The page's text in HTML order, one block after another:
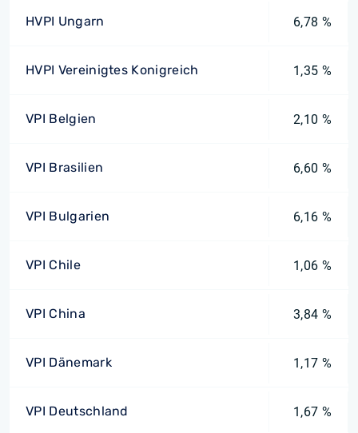
HVPI Ungarn 6,78 %
HVPI Vereinigtes Konigreich 1,35 %
VPI Belgien 2,10 %
VPI Brasilien 6,60 %
VPI Bulgarien 6,16 %
VPI Chile 1,06 %
VPI China 3,84 %
VPI Dänemark 1,17 %
VPI Deutschland 1,67 %